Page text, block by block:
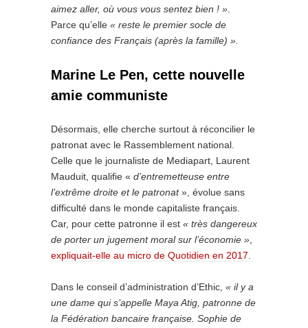
aimez aller, où vous vous sentez bien ! ».
Parce qu’elle « reste le premier socle de
confiance des Français (après la famille) ».
Marine Le Pen, cette nouvelle
amie communiste
Désormais, elle cherche surtout à réconcilier le
patronat avec le Rassemblement national.
Celle que le journaliste de Mediapart, Laurent
Mauduit, qualifie « d’entremetteuse entre
l’extrême droite et le patronat», évolue sans
difficulté dans le monde capitaliste français.
Car, pour cette patronne il est « très dangereux
de porter un jugement moral sur l’économie »,
expliquait-elle au micro de Quotidien en 2017.
Dans le conseil d’administration d’Ethic, « il y a
une dame qui s’appelle Maya Atig, patronne de
la Fédération bancaire française. Sophie de